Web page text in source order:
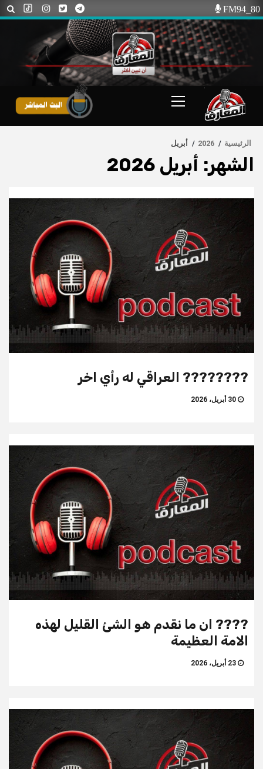
Skip
to
content
FM94_80
Menu
الرئيسية 2026 أبريل
الشهر: أبريل 2026
???????? العراقي له رأي اخر
???? ان ما نقدم هو الشئ القليل لهذه
الامة العظيمة